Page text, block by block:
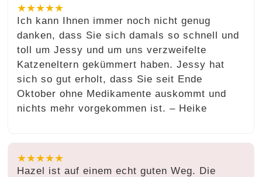
★★★★★
Ich kann Ihnen immer noch nicht genug
danken, dass Sie sich damals so schnell und
toll um Jessy und um uns verzweifelte
Katzeneltern gekümmert haben. Jessy hat
sich so gut erholt, dass Sie seit Ende
Oktober ohne Medikamente auskommt und
nichts mehr vorgekommen ist. – Heike
★★★★★
Hazel ist auf einem echt guten Weg. Die